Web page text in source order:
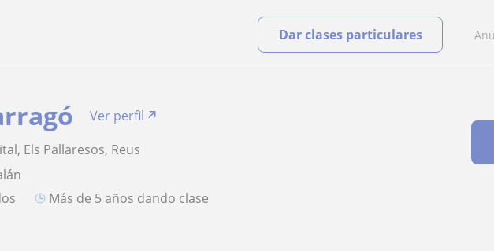
Dar clases particulares
Ver perfil
Els Pallaresos, Reus
más de 5 años dando clase